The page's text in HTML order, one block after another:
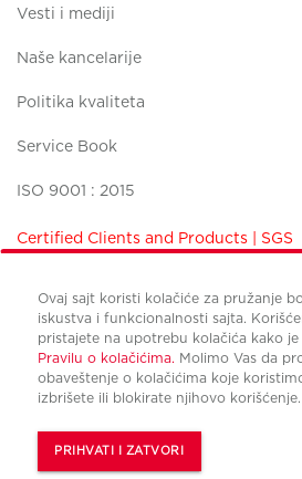
Ovaj sajt koristi kolačiće za pružanje
iskustva i funkcionalnosti sajta.
pristajete na upotrebu kolačića kako
Pravilu o kolačićima. Molimo Vas da
obaveštenje o kolačićima koje
izbrišete ili blokirate njihovo korišćenje.
PRIHVATI I ZATVORI
Vesti i mediji
Naše kancelarije
Politika kvaliteta
Service Book
ISO 9001 : 2015
Certified Clients and Products | SGS
Uslovi korišćenja
Politika privatnosti
Upravljanje
© Copyright Cushman & Wakefield